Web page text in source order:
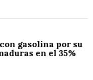
gasolina por su
en el 35%